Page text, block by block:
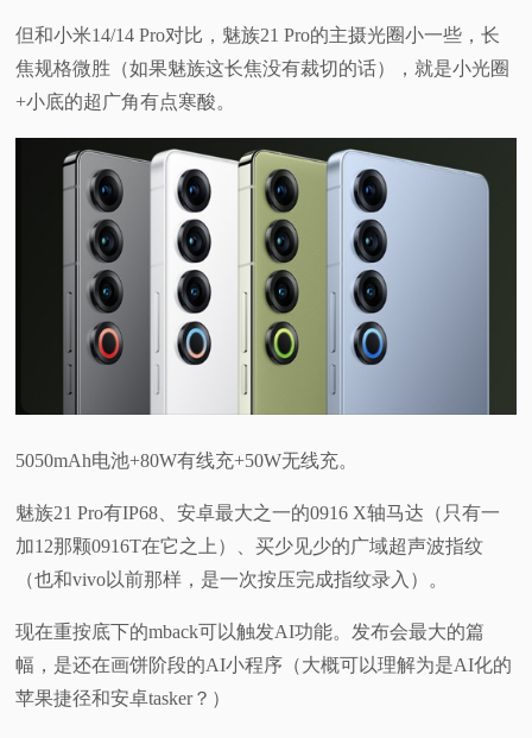
但和小米14/14 Pro对比，魅族21 Pro的主摄光圈小一些，长
焦规格微胜（如果魅族这长焦没有裁切的话），就是小光圈
+小底的超广角有点寒酸。
5050mAh电池+80W有线充+50W无线充。
魅族21 Pro有IP68、安卓最大之一的0916 X轴马达（只有一
加12那颗0916T在它之上）、买少见少的广域超声波指纹
（也和vivo以前那样，是一次按压完成指纹录入）。
现在重按底下的mback可以触发AI功能。发布会最大的篇
幅，是还在画饼阶段的AI小程序（大概可以理解为是AI化的
苹果捷径和安卓tasker？）